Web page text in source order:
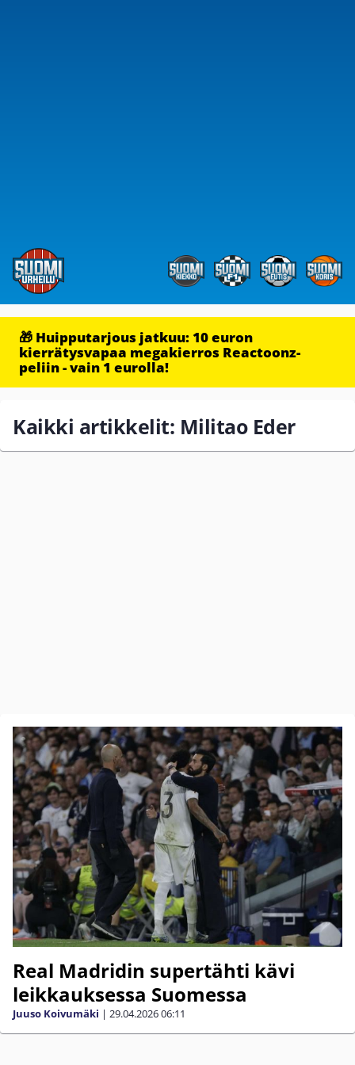
🎁 Huipputarjous jatkuu: 10 euron
kierrätysvapaa megakierros Reactoonz-
peliin - vain 1 eurolla!
Kaikki artikkelit: Militao Eder
Real Madridin supertähti kävi
leikkauksessa Suomessa
Juuso Koivumäki | 29.04.202606:11